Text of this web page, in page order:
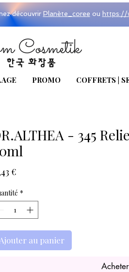
découvrir Planète_coree ou https://
PROMO COFFRETS |
- 345
€
*
Ajouter au panier
Acheter